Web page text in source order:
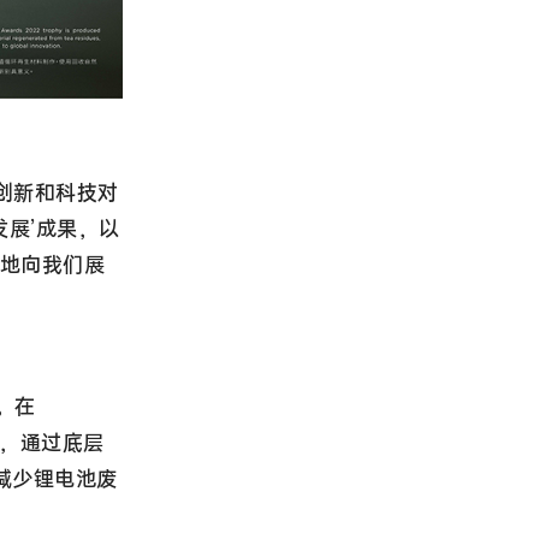
新和科技对
’成果，以
向我们展
在
通过底层
少锂电池废